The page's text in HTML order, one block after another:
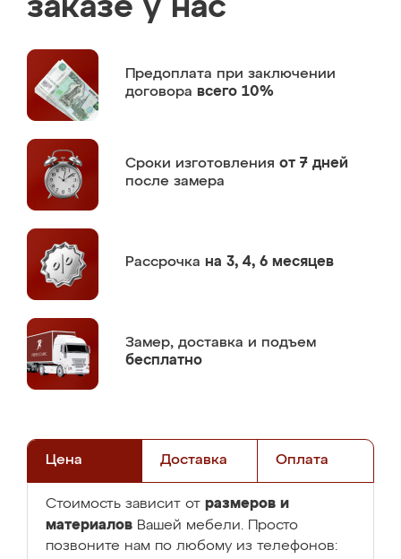
заказе у нас
Предоплата при заключении
договора всего 10%
Сроки изготовления от 7 дней
после замера
Рассрочка на 3, 4, 6 месяцев
Замер, доставка и подъем
бесплатно
Цена Доставка Оплата
Стоимость зависит от размеров и
материалов Вашей мебели. Просто
позвоните нам по любому из телефонов: